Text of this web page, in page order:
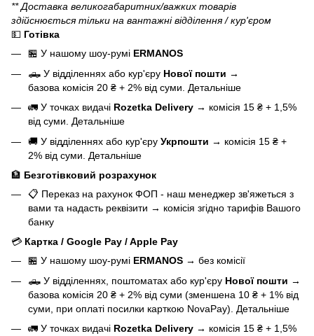
** Доставка великогабаритних/важких товарів
здійснюється тільки на вантажні відділення / кур'єром
💵 Готівка
🏪 У нашому шоу-румі ERMANOS
🛻 У відділеннях або кур'єру Нової пошти →
базова комісія 20 ₴ + 2% від суми. Детальніше
🚛 У точках видачі Rozetka Delivery → комісія 15 ₴ + 1,5%
від суми. Детальніше
🚚 У відділеннях або кур'єру Укрпошти → комісія 15 ₴ +
2% від суми. Детальніше
🏦 Безготівковий розрахунок
📋 Переказ на рахунок ФОП - наш менеджер зв'яжеться з
вами та надасть реквізити → комісія згідно тарифів Вашого
банку
💳 Картка / Google Pay / Apple Pay
🏪 У нашому шоу-румі ERMANOS → без комісії
🛻 У відділеннях, поштоматах або кур'єру Нової пошти →
базова комісія 20 ₴ + 2% від суми (зменшена 10 ₴ + 1% від
суми, при оплаті посилки карткою NovaPay). Детальніше
🚛 У точках видачі Rozetka Delivery → комісія 15 ₴ + 1,5%